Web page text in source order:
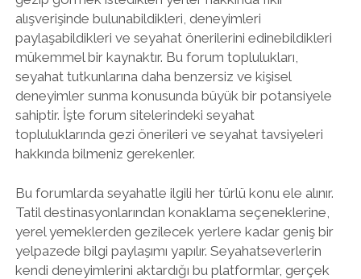
alışverişinde bulunabildikleri, deneyimleri
paylaşabildikleri ve seyahat önerilerini edinebildikleri
mükemmel bir kaynaktır. Bu forum toplulukları,
seyahat tutkunlarına daha benzersiz ve kişisel
deneyimler sunma konusunda büyük bir potansiyele
sahiptir. İşte forum sitelerindeki seyahat
topluluklarında gezi önerileri ve seyahat tavsiyeleri
hakkında bilmeniz gerekenler.
Bu forumlarda seyahatle ilgili her türlü konu ele alınır.
Tatil destinasyonlarından konaklama seçeneklerine,
yerel yemeklerden gezilecek yerlere kadar geniş bir
yelpazede bilgi paylaşımı yapılır. Seyahatseverlerin
kendi deneyimlerini aktardığı bu platformlar, gerçek